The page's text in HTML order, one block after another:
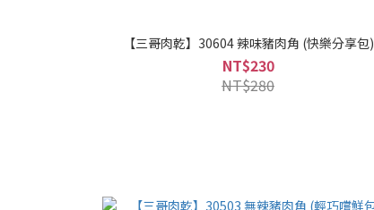
【三哥肉乾】30604 辣味豬肉角 (快樂分享包)
NT$230
NT$280